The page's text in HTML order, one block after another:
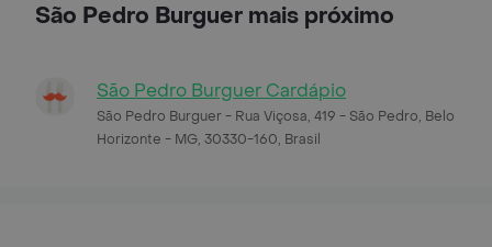
São Pedro Burguer mais próximo
São Pedro Burguer Cardápio
São Pedro Burguer - Rua Viçosa, 419 - São Pedro, Belo
Horizonte - MG, 30330-160, Brasil